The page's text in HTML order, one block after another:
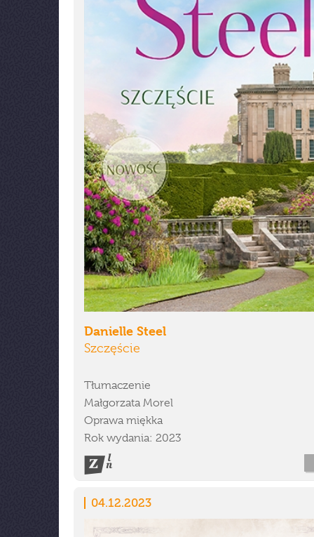
Danielle Steel
Szczęście
Tłumaczenie
Małgorzata Morel
Oprawa miękka
Rok wydania: 2023
04.12.2023